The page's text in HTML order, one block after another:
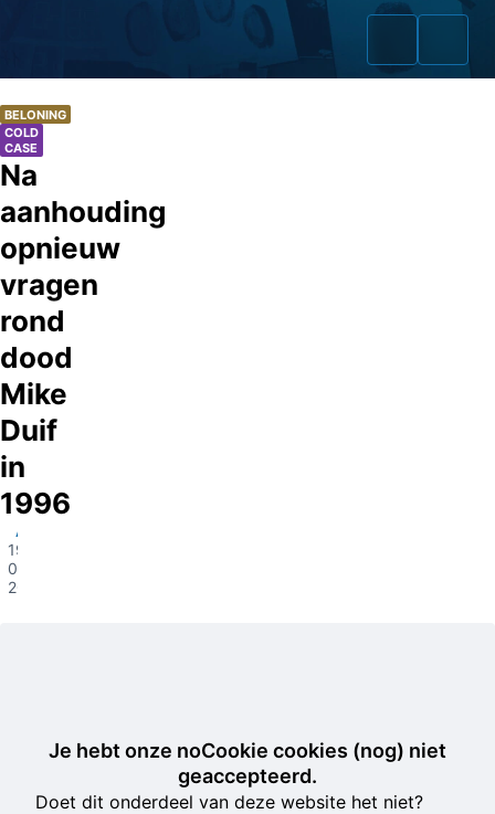
Home
Zaken
Fraudeurs
BELONING
COLD
CASE
Na
aanhouding
opnieuw
vragen
rond
dood
Mike
Duif
in
1996
Amersfoort
19-
04-
2022
Je hebt onze noCookie cookies (nog) niet
geaccepteerd.
Doet dit onderdeel van deze website het niet?